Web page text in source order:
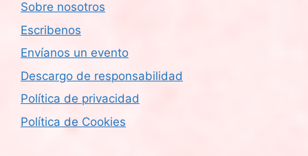
Sobre nosotros
Escribenos
Envíanos un evento
Descargo de responsabilidad
Política de privacidad
Política de Cookies